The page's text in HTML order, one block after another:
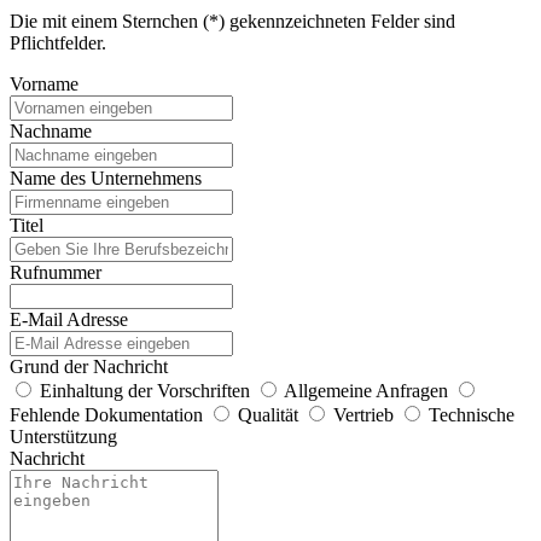
Die mit einem Sternchen (*) gekennzeichneten Felder sind
Pflichtfelder.
Vorname
Nachname
Name des Unternehmens
Titel
Rufnummer
E-Mail Adresse
Grund der Nachricht
Einhaltung der Vorschriften
Allgemeine Anfragen
Fehlende Dokumentation
Qualität Vertrieb
Technische
Unterstützung
Nachricht